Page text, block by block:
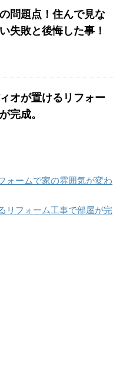
問題点！住んで見な
失敗と後悔した事！
オが置けるリフォー
完成。
ォームで家の雰囲気が変わ
リフォーム工事で部屋が完